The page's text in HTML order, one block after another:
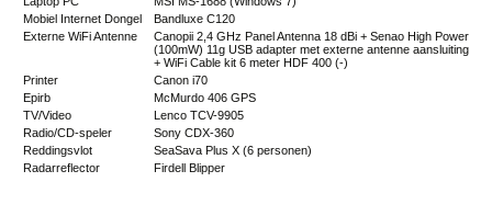
Mobiel Internet Dongel
Bandluxe C120
Externe WiFi Antenne
Canopii 2,4 GHz Panel Antenna 18 dBi + Senao High Power
(100mW) 11g USB adapter met externe antenne aansluiting
+ WiFi Cable kit 6 meter HDF 400 (-)
Printer
Canon i70
Epirb
McMurdo 406 GPS
TV/Video
Lenco TCV-9905
Radio/CD-speler
Sony CDX-360
Reddingsvlot
SeaSava Plus X (6 personen)
Radarreflector
Firdell Blipper